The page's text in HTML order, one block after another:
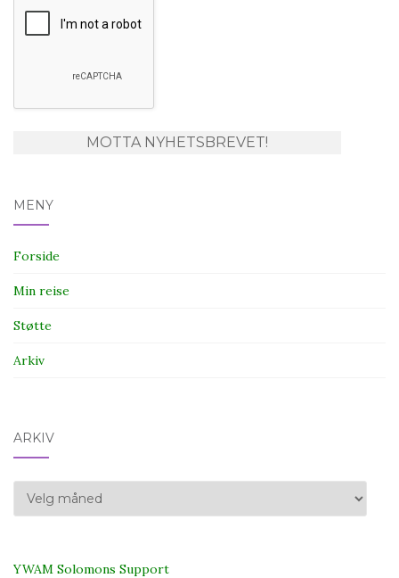
MENY
Forside
Min reise
Støtte
Arkiv
ARKIV
Arkiv
YWAM Solomons Support